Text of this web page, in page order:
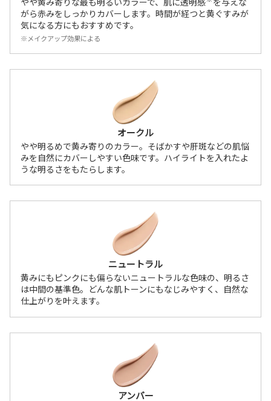
がら赤みをしっかりカバーします。時間が経つと黄ぐすみが
気になる方にもおすすめです。
※メイクアップ効果による
オークル
やや明るめで黄み寄りのカラー。そばかすや肝斑などの肌悩
みを自然にカバーしやすい色味です。ハイライトを入れたよ
うな明るさをもたらします。
ニュートラル
黄みにもピンクにも偏らないニュートラルな色味の、明るさ
は中間の基準色。どんな肌トーンにもなじみやすく、自然な
仕上がりを叶えます。
アンバー